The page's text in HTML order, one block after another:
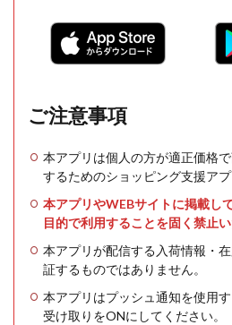
ご注意事項
本アプリは個人の方が適正価格
するためのショッピング支援アプ
本アプリやWEBサイトに掲載し
目的で利用することを固く禁止い
本アプリが配信する入荷情報・
証するものではありません。
本アプリはプッシュ通知を使用
受け取りをONにしてください。